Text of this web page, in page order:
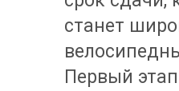
станет
Первый